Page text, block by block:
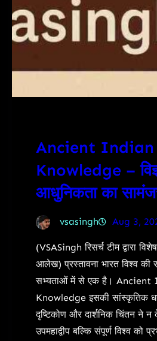
Ancient Indian
Knowledge –
आधुनिकता का
vsasingh Aug 3,
(VSASingh रिसर्च टीम द्वारा
आलेख) प्रस्तावना भारत विश्व की
सभ्यताओं में से एक है। Ancient
Knowledge इसकी सांस्कृतिक
दृष्टिकोण और दार्शनिक चिंतन ने न
उपमहाद्वीप बल्कि संपूर्ण विश्व को